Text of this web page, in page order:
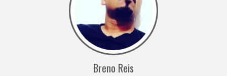
Breno Reis